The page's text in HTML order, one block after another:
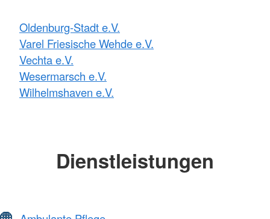
Oldenburg-Stadt e.V.
Varel Friesische Wehde e.V.
Vechta e.V.
Wesermarsch e.V.
Wilhelmshaven e.V.
Dienstleistungen